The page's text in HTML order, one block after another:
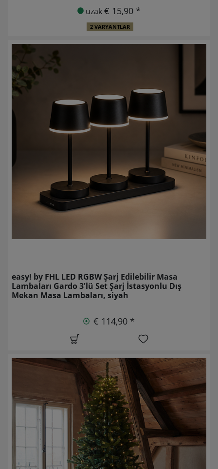
uzak€ 15,90 *
2 VARYANTLAR
easy! by FHL LED RGBW Şarj Edilebilir Masa
Lambaları Gardo 3'lü Set Şarj İstasyonlu Dış
Mekan Masa Lambaları, siyah
€ 114,90 *